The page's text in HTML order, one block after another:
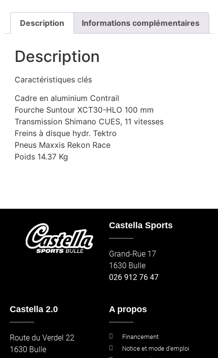
Description Informations complémentaires
Description
Caractéristiques clés
Cadre en aluminium Contrail
Fourche Suntour XCT30-HLO 100 mm
Transmission Shimano CUES, 11 vitesses
Freins à disque hydr. Tektro
Pneus Maxxis Rekon Race
Poids 14.37 Kg
Castella Sports
Grand-Rue 17
1630 Bulle
026 912 76 47
Castella 2.0
Route du Verdel 22
1630 Bulle
A propos
Financement
Notice et mode d'emploi